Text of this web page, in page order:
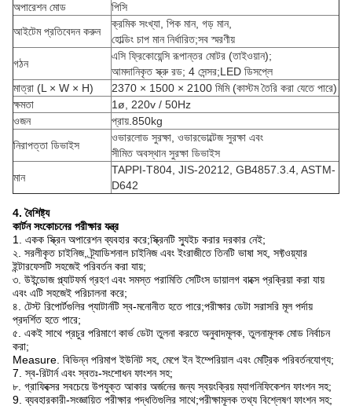
অপারেশন মোড
পিসি
আইটেম প্রতিবেদন করুন
ক্রমিক সংখ্যা, পিক মান, গড় মান,
হোল্ডিং চাপ মান নির্ধারিত;সব স্মরণীয়
গঠন
এসি ফ্রিকোয়েন্সি রূপান্তর মোটর (তাইওয়ান);
আমদানিকৃত স্ক্রু রড; 4 সেন্সর;LED ডিসপ্লে
মাত্রা (L × W × H)
2370 × 1500 × 2100 মিমি (কাস্টম তৈরি করা যেতে পারে)
ক্ষমতা
1ø, 220v / 50Hz
ওজন
প্রায়.850kg
নিরাপত্তা ডিভাইস
ওভারলোড সুরক্ষা, ওভারভোল্টেজ সুরক্ষা এবং
সীমিত অবস্থান সুরক্ষা ডিভাইস
মান
TAPPI-T804, JIS-20212, GB4857.3.4, ASTM-
D642
4. বৈশিষ্ট্য
কার্টন সংকোচনের পরীক্ষার যন্ত্র
1. একক স্ক্রিন অপারেশন ব্যবহার করে;স্ক্রিনটি স্যুইচ করার দরকার নেই;
২. সরলীকৃত চাইনিজ, ট্র্যাডিশনাল চাইনিজ এবং ইংরাজীতে তিনটি ভাষা সহ, সফ্টওয়্যার
ইন্টারফেসটি সহজেই পরিবর্তন করা যায়;
৩. উইন্ডোজ প্ল্যাটফর্ম গ্রহণ এবং সমস্ত পরামিতি সেটিংস ডায়ালগ বাক্সে প্রক্রিয়া করা যায়
এবং এটি সহজেই পরিচালনা করে;
৪. টেস্ট রিপোর্টগুলির প্যাটার্নটি স্ব-মনোনীত হতে পারে;পরীক্ষার ডেটা সরাসরি মূল পর্দায়
প্রদর্শিত হতে পারে;
৫. একই সাথে প্রচুর পরিমাণে কার্ভ ডেটা তুলনা করতে অনুবাদমূলক, তুলনামূলক মোড নির্বাচন
করা;
Measure. বিভিন্ন পরিমাপ ইউনিট সহ, মেপে ইন ইম্পেরিয়াল এবং মেট্রিক পরিবর্তনযোগ্য;
7. স্ব-রিটার্ন এবং স্বতঃ-সংশোধন ফাংশন সহ;
৮. গ্রাফিক্সের সবচেয়ে উপযুক্ত আকার অর্জনের জন্য স্বয়ংক্রিয় ম্যাগনিফিকেশন ফাংশন সহ;
9. ব্যবহারকারী-সংজ্ঞায়িত পরীক্ষার পদ্ধতিগুলির সাথে;পরীক্ষামূলক তথ্য বিশ্লেষণ ফাংশন সহ;